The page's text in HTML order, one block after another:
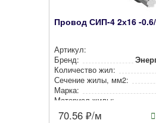
Провод СИП-4 2х16 -
Артикул:
Бренд:
Количество жил:
Сечение жилы, мм2:
Марка:
Материал жилы:
70.56 ₽/м